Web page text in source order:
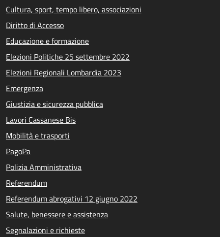
Cultura, sport, tempo libero, associazioni
Diritto di Accesso
Educazione e formazione
Elezioni Politiche 25 settembre 2022
Elezioni Regionali Lombardia 2023
Emergenza
Giustizia e sicurezza pubblica
Lavori Cassanese Bis
Mobilità e trasporti
PagoPa
Polizia Amministrativa
Referendum
Referendum abrogativi 12 giugno 2022
Salute, benessere e assistenza
Segnalazioni e richieste